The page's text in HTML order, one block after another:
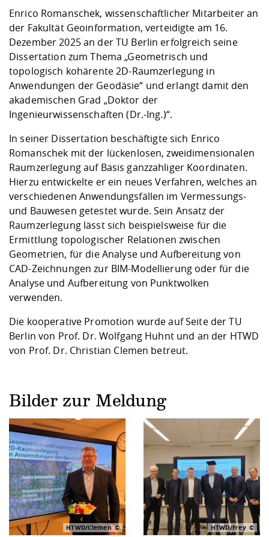
Vorbereitung
Checkliste zum
Studien- und
und Physik
Digitales Lernen
Fremdsprachen
Jobs, Praktika,
Studieren in
Lebenslagen
Studentenwerk
Angebote der
Arbeit
Career Service
Lehren,
Weiterbilden im
Formulare und
Internationale
Formulare und
FIS -
Prototyping und
Gründung und
Kontakt &
Klimaschutz &
Gremien und
Informatik/
Landbau/
Maschinenbau
Angebote für Unternehmen
Kontakt und Anfahrt
Qualitätssicherung
Enrico Romanschek, wissenschaftlicher Mitarbeiter an
der Fakultät Geoinformation, verteidigte am 16.
Dezember 2025 an der TU Berlin erfolgreich seine
Dissertation zum Thema „Geometrisch und
topologisch kohärente 2D-Raumzerlegung in
Anwendungen der Geodäsie“ und erlangt damit den
akademischen Grad „Doktor der
Ingenieurwissenschaften (Dr.-Ing.)“.
In seiner Dissertation beschäftigte sich Enrico
Romanschek mit der lückenlosen, zweidimensionalen
Raumzerlegung auf Basis ganzzahliger Koordinaten.
Hierzu entwickelte er ein neues Verfahren, welches an
verschiedenen Anwendungsfällen im Vermessungs-
und Bauwesen getestet wurde. Sein Ansatz der
Raumzerlegung lässt sich beispielsweise für die
Ermittlung topologischer Relationen zwischen
Geometrien, für die Analyse und Aufbereitung von
CAD-Zeichnungen zur BIM-Modellierung oder für die
Analyse und Aufbereitung von Punktwolken
verwenden.
Die kooperative Promotion wurde auf Seite der TU
Berlin von Prof. Dr. Wolfgang Huhnt und an der HTWD
von Prof. Dr. Christian Clemen betreut.
Bilder zur Meldung
HTWD/Clemen HTWD/Frey